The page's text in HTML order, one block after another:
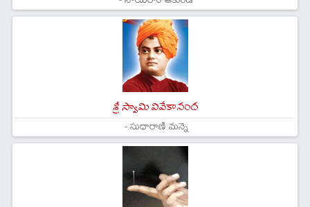
శ్రీ స్వామి వివేకానంద
- సుధారాణి మన్నె